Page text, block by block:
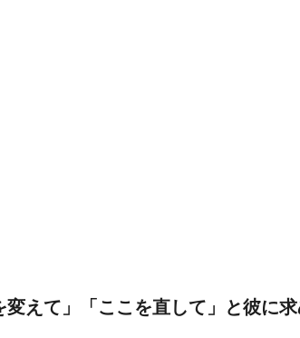
変えて」「ここを直して」と彼に